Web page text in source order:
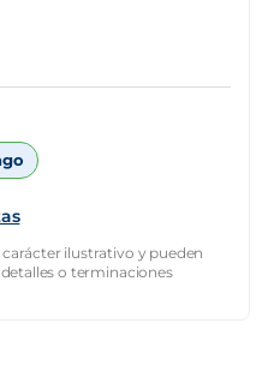
ilustrativo y pueden
o terminaciones